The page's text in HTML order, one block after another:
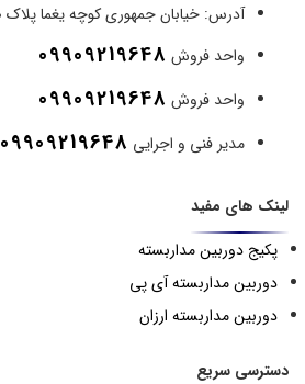
آدرس: خیابان جمهوری کوچه یغما پلاک ۲۲۰ واحد ۸
واحد فروش 09909219648
واحد فروش 09909219648
مدیر فنی و اجرایی 09909219648
لینک های مفید
پکیج دوربین مداربسته
دوربین مداربسته آی پی
دوربین مداربسته ارزان
دسترسی سریع